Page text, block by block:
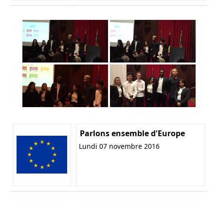
Parlons ensemble d'Europe
Lundi 07 novembre 2016